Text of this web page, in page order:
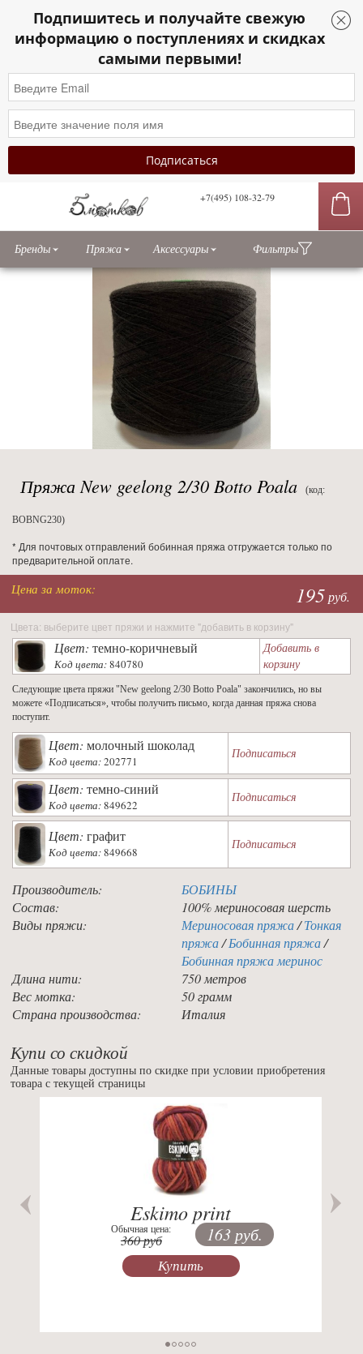
Подпишитесь и получайте свежую
информацию о поступлениях и скидках
самыми первыми!
+7(495) 108-32-79
Бренды Пряжа Аксессуары Фильтры
Пряжа New geelong 2/30 Botto Poala (код:
BOBNG230)
* Для почтовых отправлений бобинная пряжа отгружается только по
предварительной оплате.
Цена за моток: 195руб.
Цвета: выберите цвет пряжи и нажмите "добавить в корзину"
Цвет: темно-коричневый
Код цвета:840780
Добавить в
корзину
Следующие цвета пряжи "New geelong 2/30 Botto Poala" закончились, но вы
можете «Подписаться», чтобы получить письмо, когда данная пряжа снова
поступит.
Цвет: молочный шоколад
Код цвета:202771
Подписаться
Цвет: темно-синий
Код цвета:849622
Подписаться
Цвет: графит
Код цвета:849668
Подписаться
Производитель:
БОБИНЫ
Состав:
100% мериносовая шерсть
Виды пряжи:
Мериносовая пряжа/Тонкая
пряжа/Бобинная пряжа/
Бобинная пряжа меринос
Длина нити:
750 метров
Вес мотка:
50 грамм
Страна производства:
Италия
Купи со скидкой
Данные товары доступны по скидке при условии приобретения
товара с текущей страницы
Eskimo print
Обычная цена:
360 руб 163 руб.
Купить